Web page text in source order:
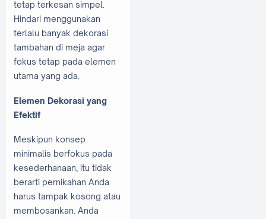
tetap terkesan simpel.
Hindari menggunakan
terlalu banyak dekorasi
tambahan di meja agar
fokus tetap pada elemen
utama yang ada.
Elemen Dekorasi yang
Efektif
Meskipun konsep
minimalis berfokus pada
kesederhanaan, itu tidak
berarti pernikahan Anda
harus tampak kosong atau
membosankan. Anda